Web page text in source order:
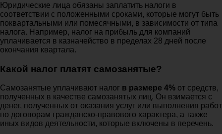
Юридические лица обязаны заплатить налоги в
соответствии с положенными сроками, которые могут быть
поквартальными или помесячными, в зависимости от типа
налога. Например, налог на прибыль для компаний
уплачивается в казначейство в пределах 28 дней после
окончания квартала.
Какой налог платят самозанятые?
Самозанятые уплачивают налог в размере 4% от средств,
полученных в качестве самозанятых лиц. Он взимается с
денег, полученных от оказания услуг или выполнения работ
по договорам гражданско-правового характера, а также
иных видов деятельности, которые включены в перечень.